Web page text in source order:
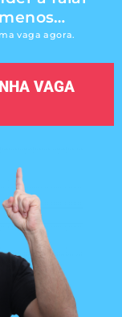
vaga agora.
VAGA